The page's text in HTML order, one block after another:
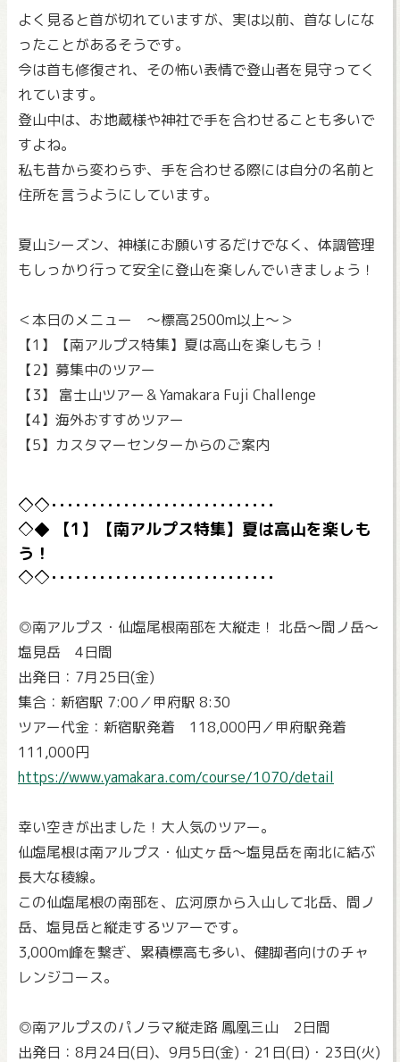
よく見ると首が切れていますが、実は以前、首なしにな
ったことがあるそうです。
今は首も修復され、その怖い表情で登山者を見守ってく
れています。
登山中は、お地蔵様や神社で手を合わせることも多いで
すよね。
私も昔から変わらず、手を合わせる際には自分の名前と
住所を言うようにしています。
夏山シーズン、神様にお願いするだけでなく、体調管理
もしっかり行って安全に登山を楽しんでいきましょう！
＜本日のメニュー ～標高2500m以上～＞
【1】【南アルプス特集】夏は高山を楽しもう！
【2】募集中のツアー
【3】 富士山ツアー＆Yamakara Fuji Challenge
【4】海外おすすめツアー
【5】カスタマーセンターからのご案内
【1】【南アルプス特集】夏は高山を楽しも
う！
◎南アルプス・仙塩尾根南部を大縦走！ 北岳～間ノ岳～
塩見岳 4日間
出発日：7月25日(金)
集合：新宿駅 7:00／甲府駅 8:30
ツアー代金：新宿駅発着 118,000円／甲府駅発着
111,000円
https://www.yamakara.com/course/1070/detail
幸い空きが出ました！大人気のツアー。
仙塩尾根は南アルプス・仙丈ヶ岳～塩見岳を南北に結ぶ
長大な稜線。
この仙塩尾根の南部を、広河原から入山して北岳、間ノ
岳、塩見岳と縦走するツアーです。
3,000m峰を繋ぎ、累積標高も多い、健脚者向けのチャ
レンジコース。
◎南アルプスのパノラマ縦走路 鳳凰三山 2日間
出発日：8月24日(日)、9月5日(金)・21日(日)・23日(火)